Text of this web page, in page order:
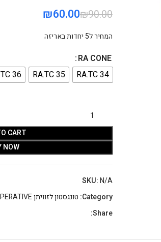
₪90.00
₪60.00
המחיר ל5 יחדות באריזה
RA CONE
RA.TC 34
RA.TC 35
36
CART
NOW
SKU:N/A
Category: טונגסטון לזוויתן RA CARBIDE OPERATIVE
Share: